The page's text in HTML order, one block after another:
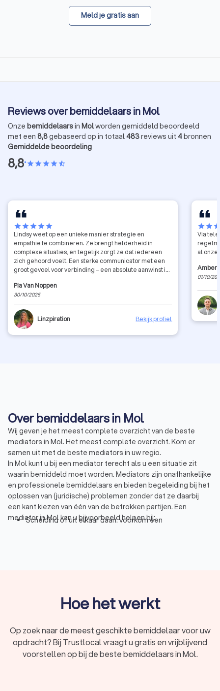
Meld je gratis aan
Reviews over bemiddelaars in Mol
Onze bemiddelaarsin Molworden gemiddeld beoordeeld
met een 8,8gebaseerd op in totaal483reviews uit 4bronnen
Gemiddelde beoordeling
8,8•starstarstarstarstar_half
starstarstarstarstar
Lindsy weet op een unieke manier strategie en
empathie te combineren. Ze brengt helderheid in
complexe situaties, en tegelijk zorgt ze dat iedereen
zich gehoord voelt. Een sterke communicator met een
groot gevoel voor verbinding – een absolute aanwinst in
Pia Van Noppen
30/10/2025
Linzpiration Bekijk profiel
starstar
Via
al
Amber
01/10/
Over bemiddelaars in Mol
Wij geven je het meest complete overzicht van de beste
mediators in Mol. Het meest complete overzicht. Kom er
samen uit met de beste mediators in uw regio.
In Mol kunt u bij een mediator terecht als u een situatie zit
waarin bemiddeld moet worden. Mediators zijn onafhankelijke
en professionele bemiddelaars en bieden begeleiding bij het
oplossen van (juridische) problemen zonder dat ze daarbij
een kant kiezen van één van de betrokken partijen. Een
mediator in Mol kan u bijvoorbeeld helpen bij:
Scheiding of uit elkaar gaan: voorkom een
de inkomens, de behoefte van de kinderen en de
of het gebied van de laatste wet- en regelgeving
rondom arbeidsrecht.
Conflict met buren: Vind een gezamenlijke oplossing bij
Hoe het werkt
Op zoek naar de meest geschikte bemiddelaar voor uw
opdracht? Bij Trustlocal vraagt u gratis en vrijblijvend
voorstellen op bij de beste bemiddelaars in Mol.